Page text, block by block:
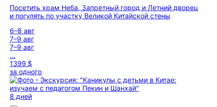
Посетить храм Неба, Запретный город и Летний дворец
и погулять по участку Великой Китайской стены
6–8 авг
7–9 авг
7–9 авг
...
1399 $
за одного
8 дней